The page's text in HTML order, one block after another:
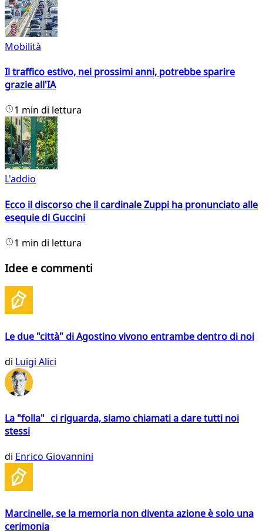
Mobilità
Il traffico estivo, nei prossimi anni, potrebbe sparire
grazie all'IA
1 min di lettura
L'addio
Ecco il discorso che il cardinale Zuppi ha pronunciato alle
esequie di Guccini
1 min di lettura
Idee e commenti
Le due "città" di Agostino vivono entrambe dentro di noi
di Luigi Alici
La "folla" ci riguarda, siamo chiamati a dare tutti noi
stessi
di Enrico Giovannini
Marcinelle, se la memoria non diventa azione è solo una
cerimonia